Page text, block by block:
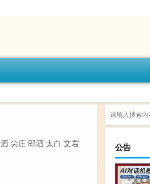
尖庄 郎酒 太白 文君
公告